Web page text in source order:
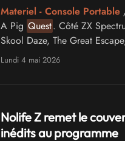
Materiel - Console Portable/
A Pig Quest. Côté ZX
Skool Daze, The Great
L'émulation des deux
Lundi 4 mai 2026
Nolife Z remet le
inédits au programme